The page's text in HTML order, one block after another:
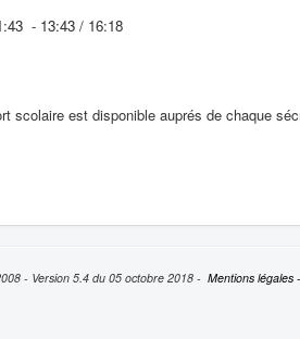
- 13:43 / 16:18
scolaire est disponible auprés de chaque
- Version 5.4 du 05 octobre 2018 - Mentions légales-